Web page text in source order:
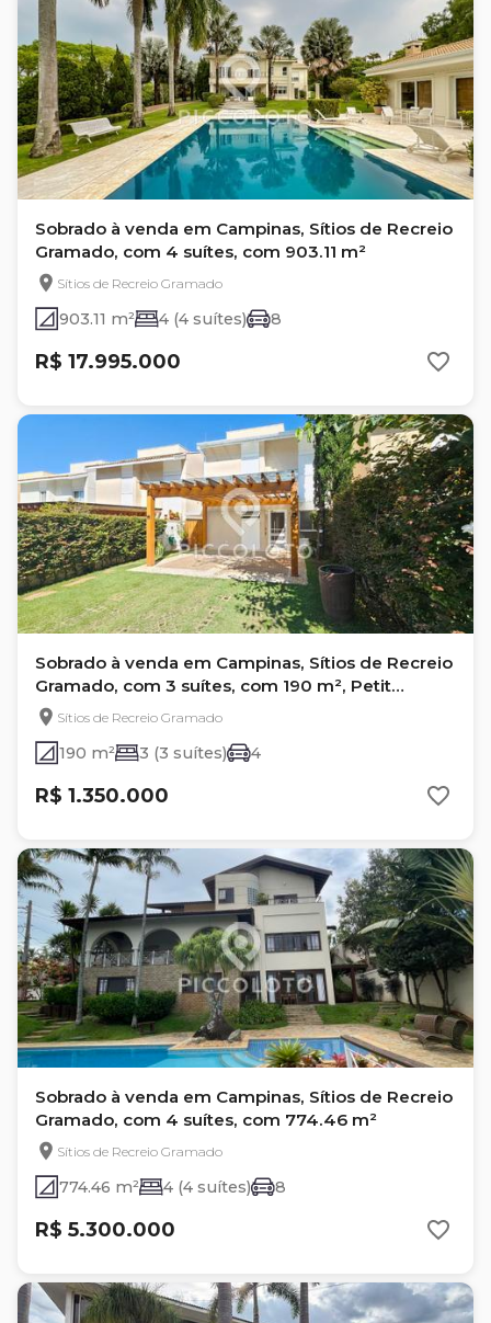
Sobrado à venda em Campinas, Sítios de Recreio
Gramado, com 4 suítes, com 903.11 m²
Sítios de Recreio Gramado
903.11 m² 4 (4 suítes) 8
R$ 17.995.000
Sobrado à venda em Campinas, Sítios de Recreio
Gramado, com 3 suítes, com 190 m², Petit
Villeneuve
Sítios de Recreio Gramado
190 m² 3 (3 suítes) 4
R$ 1.350.000
Sobrado à venda em Campinas, Sítios de Recreio
Gramado, com 4 suítes, com 774.46 m²
Sítios de Recreio Gramado
774.46 m² 4 (4 suítes) 8
R$ 5.300.000